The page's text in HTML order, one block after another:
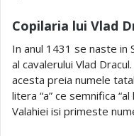
Copilaria lui Vlad
In anul 1431 se naste in
al cavalerului Vlad
acesta preia numele
litera “a” ce semnifica
Valahiei isi primeste